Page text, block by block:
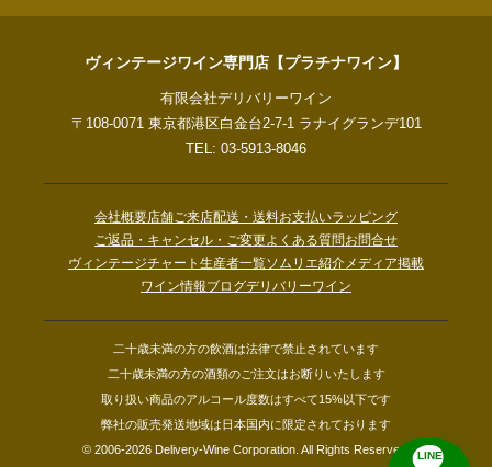
ヴィンテージワイン専門店【プラチナワイン】
有限会社デリバリーワイン
〒108-0071 東京都港区白金台2-7-1 ラナイグランデ101
TEL: 03-5913-8046
会社概要店舗ご来店配送・送料お支払いラッピング
ご返品・キャンセル・ご変更よくある質問お問合せ
ヴィンテージチャート 生産者一覧ソムリエ紹介メディア掲載
ワイン情報ブログデリバリーワイン
二十歳未満の方の飲酒は法律で禁止されています
二十歳未満の方の酒類のご注文はお断りいたします
取り扱い商品のアルコール度数はすべて15%以下です
弊社の販売発送地域は日本国内に限定されております
© 2006-2026 Delivery-Wine Corporation. All Rights Reserved.
LINE